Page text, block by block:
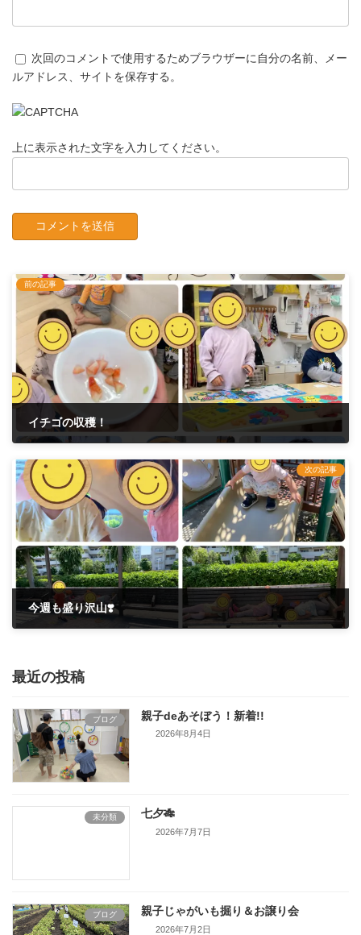
次回のコメントで使用するためブラウザーに自分の名前、メー
ルアドレス、サイトを保存する。
上に表示された文字を入力してください。
前の記事
イチゴの収穫！
次の記事
今週も盛り沢山❣️
最近の投稿
ブログ 親子deあそぼう！ 新着!!
2026年8月4日
未分類 七夕🎋
2026年7月7日
ブログ 親子じゃがいも掘り＆お譲り会
2026年7月2日